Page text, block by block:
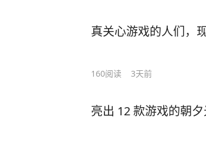
真关心游戏的人们，
160阅读 3天前
亮出 12 款游戏的朝